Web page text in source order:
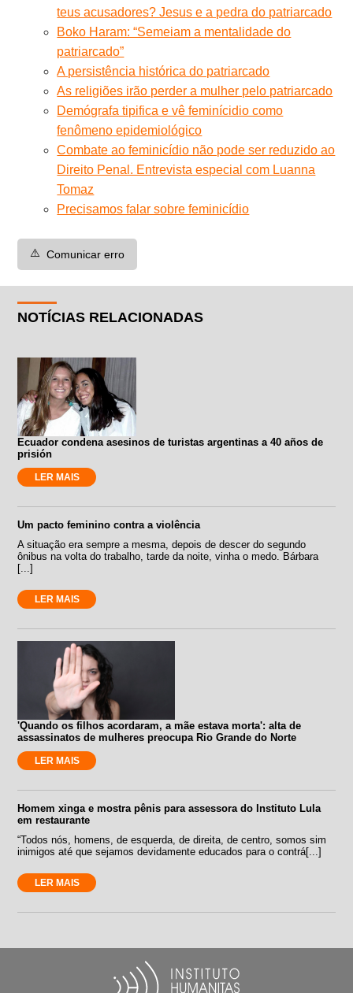
teus acusadores? Jesus e a pedra do patriarcado
Boko Haram: “Semeiam a mentalidade do
patriarcado”
A persistência histórica do patriarcado
As religiões irão perder a mulher pelo patriarcado
Demógrafa tipifica e vê feminícidio como
fenômeno epidemiológico
Combate ao feminicídio não pode ser reduzido ao
Direito Penal. Entrevista especial com Luanna
Tomaz
Precisamos falar sobre feminicídio
⚠️ Comunicar erro
NOTÍCIAS RELACIONADAS
Ecuador condena asesinos de turistas argentinas a 40 años de
prisión
LER MAIS
Um pacto feminino contra a violência
A situação era sempre a mesma, depois de descer do segundo
ônibus na volta do trabalho, tarde da noite, vinha o medo. Bárbara
[...]
LER MAIS
'Quando os filhos acordaram, a mãe estava morta': alta de
assassinatos de mulheres preocupa Rio Grande do Norte
LER MAIS
Homem xinga e mostra pênis para assessora do Instituto Lula
em restaurante
“Todos nós, homens, de esquerda, de direita, de centro, somos sim
inimigos até que sejamos devidamente educados para o contrá[...]
LER MAIS